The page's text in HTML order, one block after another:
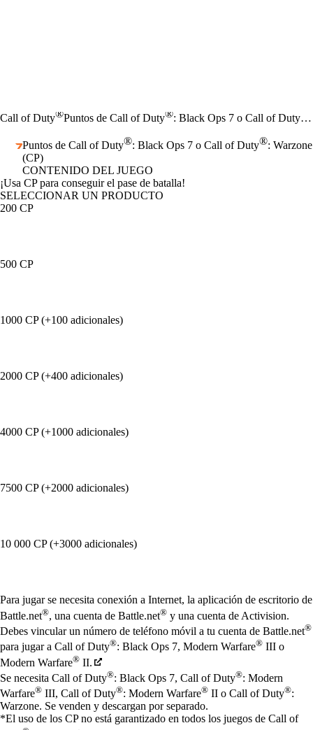
Call of Duty®Puntos de Call of Duty®: Black Ops 7 o Call of Duty
Puntos de Call of Duty®: Black Ops 7 o Call of Duty®: Warzone
(CP)
CONTENIDO DEL JUEGO
Product Notification
¡Usa CP para conseguir el pase de batalla!
SELECCIONAR UN PRODUCTO
200 CP
500 CP
1000 CP (+100 adicionales)
2000 CP (+400 adicionales)
4000 CP (+1000 adicionales)
7500 CP (+2000 adicionales)
10 000 CP (+3000 adicionales)
Available actions
Para jugar se necesita conexión a Internet, la aplicación de escritorio de
Battle.net®, una cuenta de Battle.net® y una cuenta de Activision.
Debes vincular un número de teléfono móvil a tu cuenta de Battle.net®
para jugar a Call of Duty®: Black Ops 7, Modern Warfare® III o
Modern Warfare® II.
Se necesita Call of Duty®: Black Ops 7, Call of Duty®: Modern
Warfare® III, Call of Duty®: Modern Warfare® II o Call of Duty®:
Warzone. Se venden y descargan por separado.
*El uso de los CP no está garantizado en todos los juegos de Call of